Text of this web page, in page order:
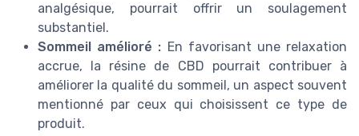
analgésique, pourrait offrir un soulagement
substantiel.
Sommeil amélioré : En favorisant une relaxation
accrue, la résine de CBD pourrait contribuer à
améliorer la qualité du sommeil, un aspect souvent
mentionné par ceux qui choisissent ce type de
produit.